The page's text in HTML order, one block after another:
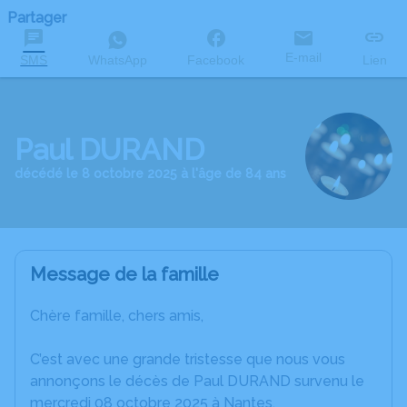
Partager
SMS WhatsApp Facebook E-mail Lien
Paul DURAND
décédé le 8 octobre 2025 à l'âge de 84 ans
Message de la famille
Chère famille, chers amis,
C’est avec une grande tristesse que nous vous
annonçons le décès de Paul DURAND survenu le
mercredi 08 octobre 2025 à Nantes.